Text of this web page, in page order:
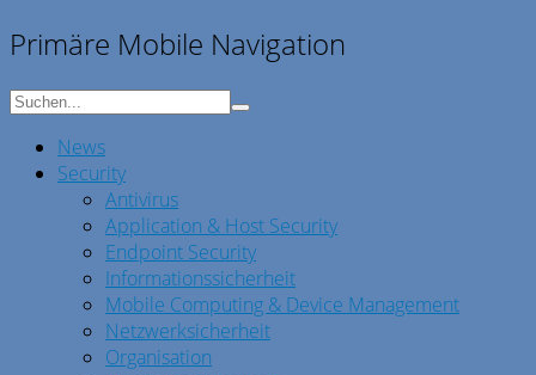
Primäre Mobile Navigation
News
Security
Antivirus
Application & Host Security
Endpoint Security
Informationssicherheit
Mobile Computing & Device Management
Netzwerksicherheit
Organisation